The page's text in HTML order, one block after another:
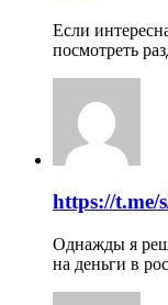
Если
посмотреть
https://t.me/
Однажды я
на деньги в